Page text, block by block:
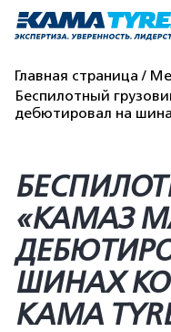
Главная страница
Беспилотный
дебютировал на
«КАМАЗ
ШИНАХ
KAMA